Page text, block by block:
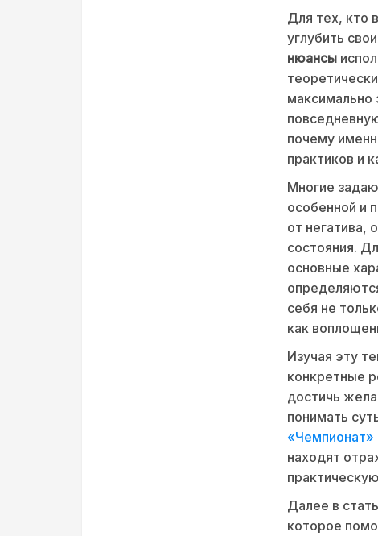
Для тех, кто
углубить
нюансы
максимально
почему
практиков и
Многие
особенной и
от негатива,
состояния.
основные
себя не
как
Изучая эту
конкретные
достичь
понимать
«Чемпионат»
находят
Далее в
которое